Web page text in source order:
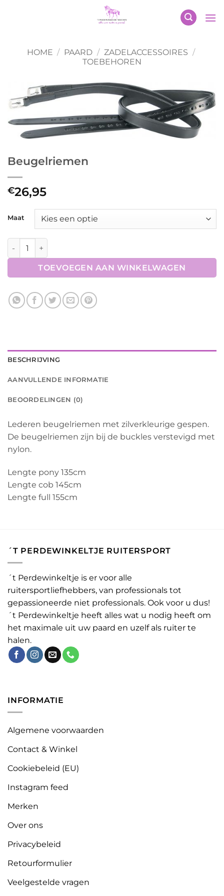
HOME / PAARD / ZADELACCESSOIRES /
TOEBEHOREN
Beugelriemen
€26,95
Maat
Beugelriemen aantal
TOEVOEGEN AAN WINKELWAGEN
BESCHRIJVING
AANVULLENDE INFORMATIE
BEOORDELINGEN (0)
Lederen beugelriemen met zilverkleurige gespen.
De beugelriemen zijn bij de buckles verstevigd met
nylon.
Lengte pony 135cm
Lengte cob 145cm
Lengte full 155cm
´T PERDEWINKELTJE RUITERSPORT
´t Perdewinkeltje is er voor alle
ruitersportliefhebbers, van professionals tot
gepassioneerde niet professionals. Ook voor u dus!
´t Perdewinkeltje heeft alles wat u nodig heeft om
het maximale uit uw paard en uzelf als ruiter te
halen.
INFORMATIE
Algemene voorwaarden
Contact & Winkel
Cookiebeleid (EU)
Instagram feed
Merken
Over ons
Privacybeleid
Retourformulier
Veelgestelde vragen